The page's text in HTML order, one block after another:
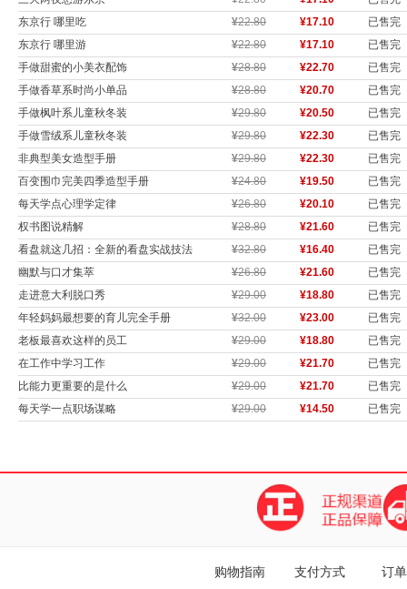
东京行 哪里吃
¥22.80 ¥17.10
已售完
东京行 哪里游
¥22.80 ¥17.10
已售完
手做甜蜜的小美衣配饰
¥28.80 ¥22.70
已售完
手做香草系时尚小单品
¥28.80 ¥20.70
已售完
手做枫叶系儿童秋冬装
¥29.80 ¥20.50
已售完
手做雪绒系儿童秋冬装
¥29.80 ¥22.30
已售完
非典型美女造型手册
¥29.80 ¥22.30
已售完
百变围巾完美四季造型手册
¥24.80 ¥19.50
已售完
每天学点心理学定律
¥26.80 ¥20.10
已售完
权书图说精解
¥28.80 ¥21.60
已售完
看盘就这几招：全新的看盘实战技法
¥32.80 ¥16.40
已售完
幽默与口才集萃
¥26.80 ¥21.60
已售完
走进意大利脱口秀
¥29.00 ¥18.80
已售完
年轻妈妈最想要的育儿完全手册
¥32.00 ¥23.00
已售完
老板最喜欢这样的员工
¥29.00 ¥18.80
已售完
在工作中学习工作
¥29.00 ¥21.70
已售完
比能力更重要的是什么
¥29.00 ¥21.70
已售完
每天学一点职场谋略
¥29.00 ¥14.50 已售完
购物指南 支付方式 订